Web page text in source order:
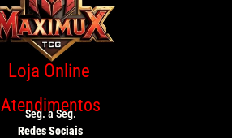
Loja Online
Atendimentos
Seg. a Seg.
Redes Sociais